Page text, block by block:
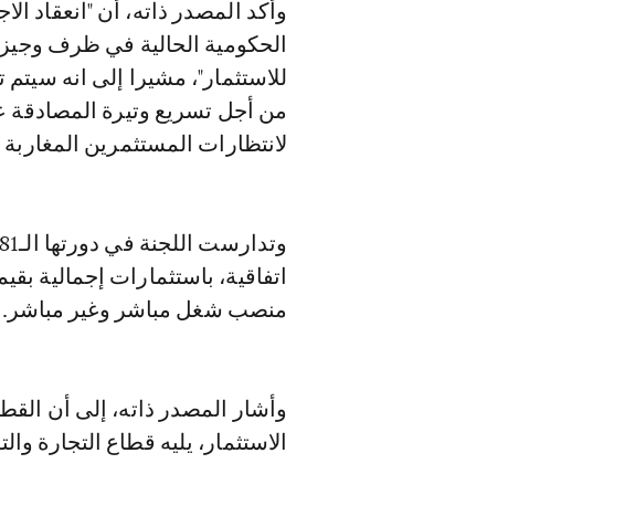
وأكد المصدر ذاته، أن "انعقاد
الحكومية الحالية في ظرف
للاستثمار"، مشيرا إلى انه
من أجل تسريع وتيرة المصادقة
لانتظارات المستثمرين
منصب شغل مباشر وغير مباشر.
الاستثمار، يليه قطاع التجارة والتوزيع بنسبة 33٪، ثم